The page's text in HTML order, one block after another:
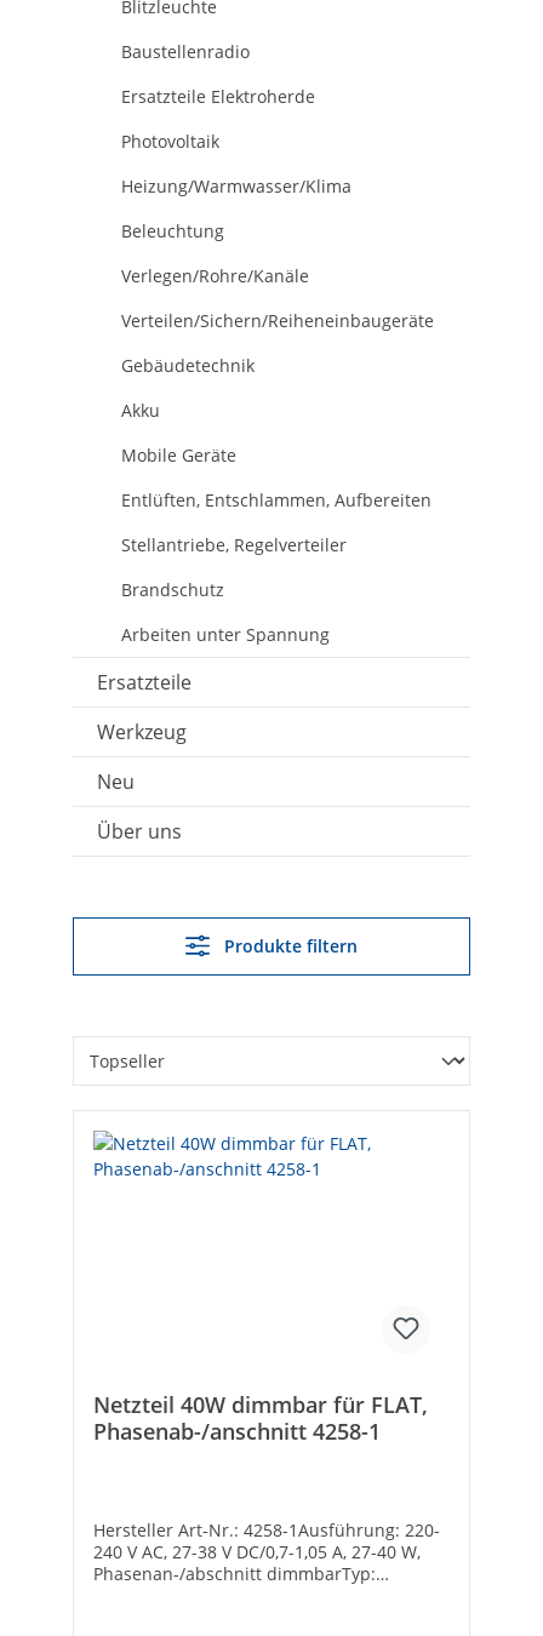
Blitzleuchte
Baustellenradio
Ersatzteile Elektroherde
Photovoltaik
Heizung/Warmwasser/Klima
Beleuchtung
Verlegen/Rohre/Kanäle
Verteilen/Sichern/Reiheneinbaugeräte
Gebäudetechnik
Akku
Mobile Geräte
Entlüften, Entschlammen, Aufbereiten
Stellantriebe, Regelverteiler
Brandschutz
Arbeiten unter Spannung
Ersatzteile
Werkzeug
Neu
Über uns
Produkte filtern
Netzteil 40W dimmbar für FLAT,
Phasenab-/anschnitt 4258-1
Hersteller Art-Nr.: 4258-1Ausführung: 220-
240 V AC, 27-38 V DC/0,7-1,05 A, 27-40 W,
Phasenan-/abschnitt dimmbarTyp: